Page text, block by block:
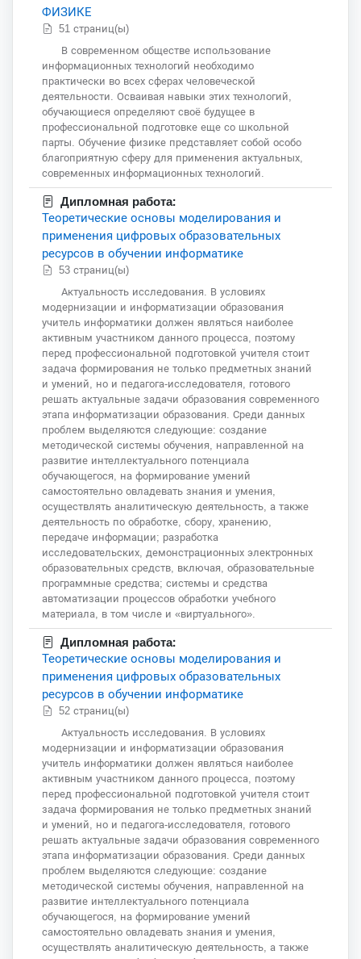
ФИЗИКЕ
51 страниц(ы)
В современном обществе использование
информационных технологий необходимо
практически во всех сферах человеческой
деятельности. Осваивая навыки этих технологий,
обучающиеся определяют своё будущее в
профессиональной подготовке еще со школьной
парты. Обучение физике представляет собой особо
благоприятную сферу для применения актуальных,
современных информационных технологий.
Дипломная работа:
Теоретические основы моделирования и
применения цифровых образовательных
ресурсов в обучении информатике
53 страниц(ы)
Актуальность исследования. В условиях
модернизации и информатизации образования
учитель информатики должен являться наиболее
активным участником данного процесса, поэтому
перед профессиональной подготовкой учителя стоит
задача формирования не только предметных знаний
и умений, но и педагога-исследователя, готового
решать актуальные задачи образования современного
этапа информатизации образования. Среди данных
проблем выделяются следующие: создание
методической системы обучения, направленной на
развитие интеллектуального потенциала
обучающегося, на формирование умений
самостоятельно овладевать знания и умения,
осуществлять аналитическую деятельность, а также
деятельность по обработке, сбору, хранению,
передаче информации; разработка
исследовательских, демонстрационных электронных
образовательных средств, включая, образовательные
программные средства; системы и средства
автоматизации процессов обработки учебного
материала, в том числе и «виртуального».
Дипломная работа:
Теоретические основы моделирования и
применения цифровых образовательных
ресурсов в обучении информатике
52 страниц(ы)
Актуальность исследования. В условиях
модернизации и информатизации образования
учитель информатики должен являться наиболее
активным участником данного процесса, поэтому
перед профессиональной подготовкой учителя стоит
задача формирования не только предметных знаний
и умений, но и педагога-исследователя, готового
решать актуальные задачи образования современного
этапа информатизации образования. Среди данных
проблем выделяются следующие: создание
методической системы обучения, направленной на
развитие интеллектуального потенциала
обучающегося, на формирование умений
самостоятельно овладевать знания и умения,
осуществлять аналитическую деятельность, а также